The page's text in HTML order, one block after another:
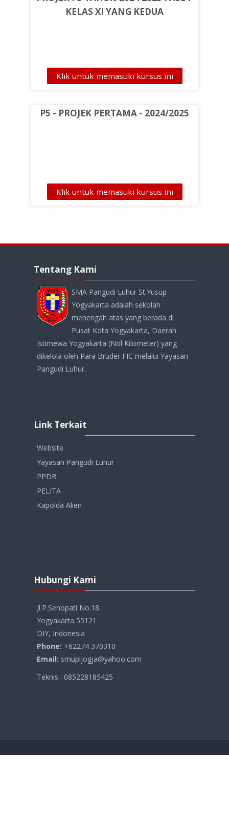
KEGIATAN & P5
Pencarian
KELAS XI YANG KEDUA
Klik untuk memasuki kursus ini
P5 - PROJEK PERTAMA - 2024/2025
Klik untuk memasuki kursus ini
Tentang Kami
SMA Pangudi Luhur St.Yusup
Yogyakarta adalah sekolah
menengah atas yang berada di
Pusat Kota Yogyakarta, Daerah
Istimewa Yogyakarta (Nol Kilometer) yang
dikelola oleh Para Bruder FIC melalui Yayasan
Pangudi Luhur.
LinkLink Terkait
Website
Yayasan Pangudi Luhur
PPDB
PELITA
Kapolda Alien
Hubungi
Hubungi Kami
Jl.P.Senopati No.18
Yogyakarta 55121
DIY, Indonesia
Phone: +62274 370310
Email: smupljogja@yahoo.com
Teknis : 085228185425